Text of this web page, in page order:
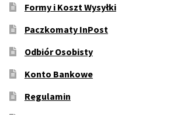
Formy i Koszt Wysyłki
Paczkomaty InPost
Odbiór Osobisty
Konto Bankowe
Regulamin